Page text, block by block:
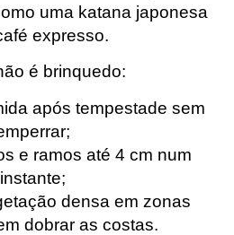
uma katana japonesa
expresso.
é brinquedo:
após tempestade sem
e ramos até 4 cm num
instante;
densa em zonas
dobrar as costas.